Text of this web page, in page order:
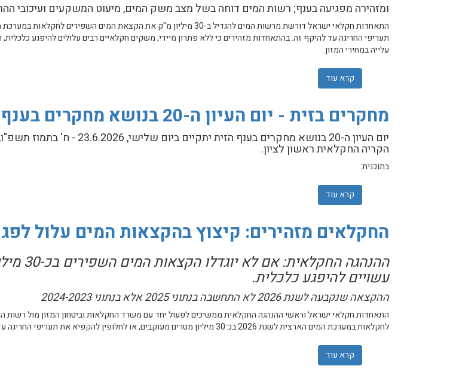
ומזהירה מפגיעה בענף; רשות המים דוחה בשל מצב משק המים, מיעוט המשקעים ועיכובי
תעריפי החריגה עד להיקף זה. בהתאחדות מזהירים כי ללא פתרון מיידי, משקים חקלאיים רבים עלולים להיפגע
עלייה במחירי המזון.
קרא עוד
מחקרים בזית - יום העיון ה-20 בנושא מחקרים בענף הזית
הקריה החקלאית ראשון לציון.
בתוכנית:
קרא עוד
החקלאים מזהירים: קיצוץ בהקצאות המים עלול
ההנהגה
עשויים להיפגע כלכלית.
ההקצאה שנקבעה לשנת 2026 לא התחשבה בנתוני 2025 אלא בנתוני 2024-2023
התאחדות חקלאי ישראל וראשי ההנהגה החקלאית ממשיכים לפעול יחד עם משרד החקלאות וביטחון המזון מול
לחקלאות במערכת המים הארצית לשנת 2026 בכ־30 מיליון מטרים מעוקבים, או לחלופין להקפיא את תעריפי החריגה עד להיקף זה.
קרא עוד